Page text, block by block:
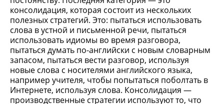
консолидация, которая состоит из нескольких
полезных стратегий. Это: пытаться использовать
слова в устной и письменной речи, пытаться
использовать идиомы во время разговора,
пытаться думать по-английски с новым словарным
запасом, пытаться вести разговор, используя
новые слова с носителями английского языка,
например учителя, чтобы попытаться поболтать в
Интернете, используя слова. Консолидация —
производственные стратегии используют то, что